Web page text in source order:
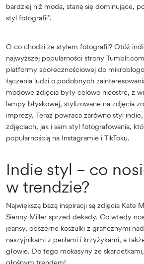
bardziej niż moda, staną się dominujące,
styl fotografii”.
O co chodzi ze stylem fotografii? Otóż
najwyższej popularności strony
platformy społecznościowej do
łączenia ludzi o podobnych
modowe zdjęcia były celowo nieostre, z
lampy błyskowej, stylizowane na zdjęcia
imprezy. Teraz powraca zarówno styl
zdjęciach, jak i sam styl fotografowania,
popularnością na Instagramie i TikToku.
Indie styl – co
w trendzie?
Największą bazą inspiracji są zdjęcia Kate
Sienny Miller sprzed dekady. Co wtedy
jeansy, obszerne koszulki z graficznymi
naszyjnikami z perłami i krzyżykami, a
głowie. Do tego mokasyny ze